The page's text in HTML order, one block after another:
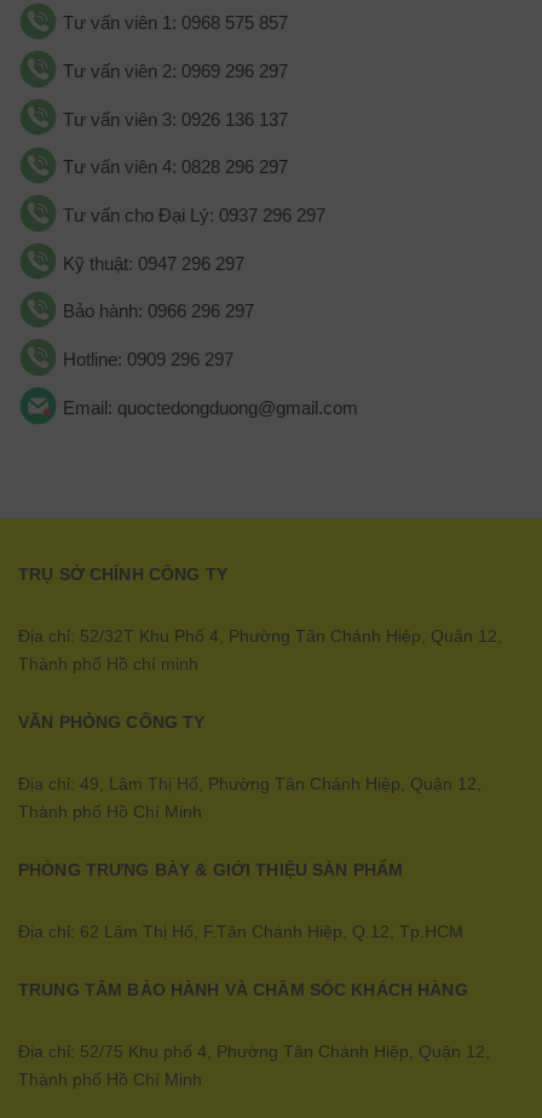
Tư vấn viên 1: 0968 575 857
Tư vấn viên 2: 0969 296 297
Tư vấn viên 3: 0926 136 137
Tư vấn viên 4: 0828 296 297
Tư vấn cho Đại Lý: 0937 296 297
Kỹ thuật: 0947 296 297
Bảo hành: 0966 296 297
Hotline: 0909 296 297
Email: quoctedongduong@gmail.com
TRỤ SỞ CHÍNH CÔNG TY
Địa chỉ: 52/32T Khu Phố 4, Phường Tân Chánh Hiệp, Quận 12,
Thành phố Hồ chí minh
VĂN PHÒNG CÔNG TY
Địa chỉ: 49, Lâm Thị Hố, Phường Tân Chánh Hiệp, Quận 12,
Thành phố Hồ Chí Minh
PHÒNG TRƯNG BÀY & GIỚI THIỆU SÀN PHẨM
Địa chỉ: 62 Lâm Thị Hố, F.Tân Chánh Hiệp, Q.12, Tp.HCM
TRUNG TÂM BẢO HÀNH VÀ CHĂM SÓC KHÁCH HÀNG
Địa chỉ: 52/75 Khu phố 4, Phường Tân Chánh Hiệp, Quận 12,
Thành phố Hồ Chí Minh